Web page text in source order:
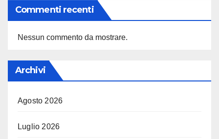
Commenti recenti
Nessun commento da mostrare.
Archivi
Agosto 2026
Luglio 2026